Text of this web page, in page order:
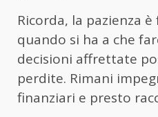
Ricorda, la pazienza
quando si ha a che
decisioni affrettate
perdite. Rimani
finanziari e presto